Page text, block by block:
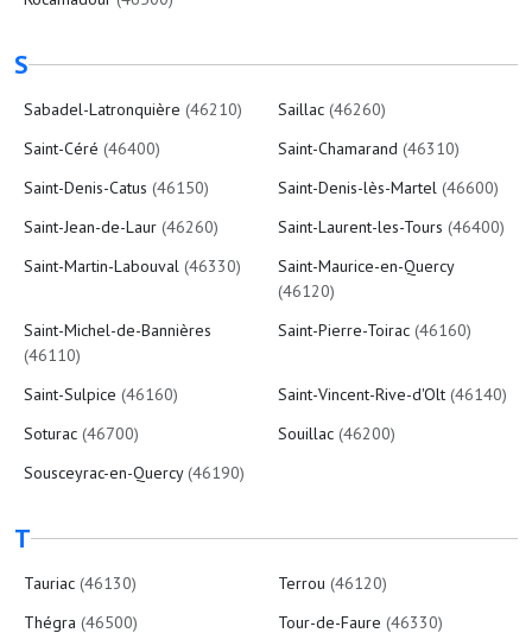
S
Sabadel-Latronquière (46210) Saillac (46260)
Saint-Céré (46400) Saint-Chamarand (46310)
Saint-Denis-Catus (46150) Saint-Denis-lès-Martel (46600)
Saint-Jean-de-Laur (46260) Saint-Laurent-les-Tours (46400)
Saint-Martin-Labouval (46330)
Saint-Maurice-en-Quercy
(46120)
Saint-Michel-de-Bannières
(46110)
Saint-Pierre-Toirac (46160)
Saint-Sulpice (46160) Saint-Vincent-Rive-d'Olt (46140)
Soturac (46700) Souillac (46200)
Sousceyrac-en-Quercy(46190)
T
Tauriac (46130) Terrou (46120)
Thégra (46500) Tour-de-Faure (46330)